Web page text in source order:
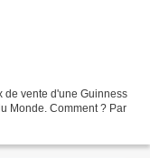
de vente d'une Guinness
Monde. Comment ? Par